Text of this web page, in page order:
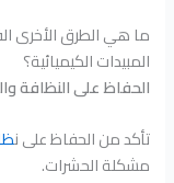
ما هي الطرق الأخرى
المبيدات الكيميائية؟
الحفاظ على النظافة
تأكد من الحفاظ على ن
مشكلة الحشرات.